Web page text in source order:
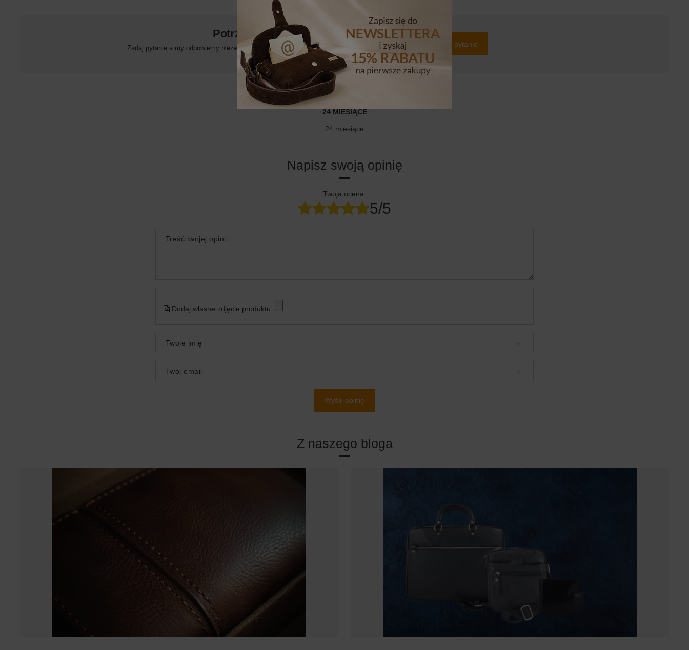
Potrzebujesz pomocy? Masz pytania?
Zadaj pytanie a my odpowiemy niezwłocznie, najciekawsze pytania i odpowiedzi publikując dla
innych.
Zadaj pytanie
24 MIESIĄCE
24 miesiące
Napisz swoją opinię
Twoja ocena:
5/5
Treść twojej opinii
Dodaj własne zdjęcie produktu:
Twoje imię
Twój email
Wyślij opinię
Z naszego bloga